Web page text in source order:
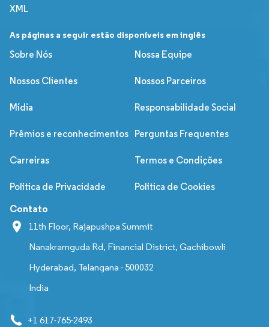
XML
As páginas a seguir estão disponíveis em inglês
Sobre Nós
Nossa Equipe
Nossos Clientes Nossos Parceiros
Mídia Responsabilidade Social
Prêmios e reconhecimentos Perguntas Frequentes
Carreiras Termos e Condições
Política de Privacidade Política de Cookies
Contato
11th Floor, Rajapushpa Summit
Nanakramguda Rd, Financial District, Gachibowli
Hyderabad, Telangana - 500032
India
+1 617-765-2493